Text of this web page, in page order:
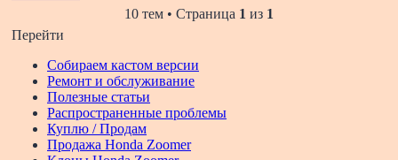
10 тем • Страница 1 из 1
Перейти
Собираем кастом версии
Ремонт и обслуживание
Полезные статьи
Распространенные проблемы
Куплю / Продам
Продажа Honda Zoomer